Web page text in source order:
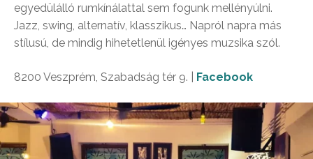
egyedülálló rumkínálattal sem fogunk mellényúlni.
Jazz, swing, alternatív, klasszikus… Napról napra más
stílusú, de mindig hihetetlenül igényes muzsika szól.
8200 Veszprém, Szabadság tér 9. | Facebook